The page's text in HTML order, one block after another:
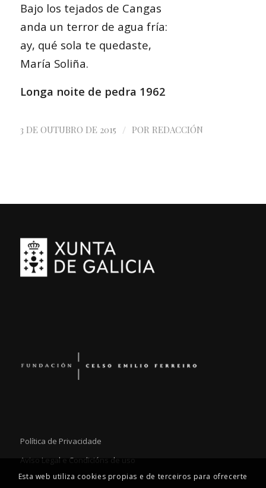
Bajo los tejados de Cangas
anda un terror de agua fría:
ay, qué sola te quedaste,
María Soliña.
Longa noite de pedra 1962
3 DE OUTUBRO DE 2015 / POR REDACCIÓN
Política de Privacidade
Aviso Legal e Condicións de uso
Esta web utiliza cookies propias e de terceiros para ofrecerte